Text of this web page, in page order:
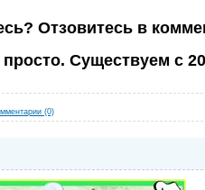
Отзовитесь в
Существуем с
(0)